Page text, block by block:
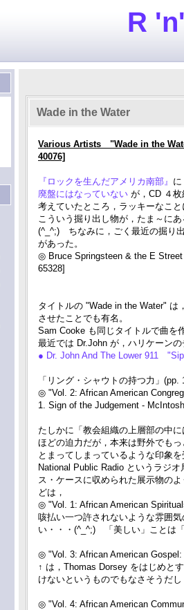
R
Wade in the Water
Various Artists "Wade in the
40076]
『ロックを生んだアメリカ南部』
廃盤にはなっていない が，CD ４
考えていたところ，ラッキーなこ
こういう掘り出し物が，たま～に
(^_^;) ちなみに，ごく最近の掘り
があった。
◎ Bruce Springsteen & the E
65328]
タイトルの "Wade in the Water" は
させたことでも有名。
Sam Cooke も同じタイトルで曲を
最近では Dr.John が，ハリケーン
● Dr. John And The Lower 911
「リング・シャウトの持つ力」
◎ "Vol. 2: African American
1. Sign of the Judgement -
たしかに「教会組織の上層部の中
ほどの迫力だが，本来は野外でも
とまってしまっているような印象
National Public Radio というラジ
ス・ケースに収められた展示物の
どは，
◎ "Vol. 1: African American
咳払い一つ許されないような雰囲
い・・・(^_^;) 「美しい」ことは
◎ "Vol. 3: African American
↑ は，Thomas Dorsey をはじめと
けないというものでもなさそうだ
◎ "Vol. 4: African American